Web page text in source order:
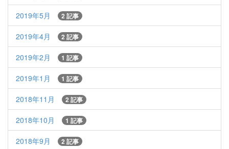
2019年5月 2 記事
2019年4月 2 記事
2019年2月 1 記事
2019年1月 1 記事
2018年11月 2 記事
2018年10月 1 記事
2018年9月 2 記事